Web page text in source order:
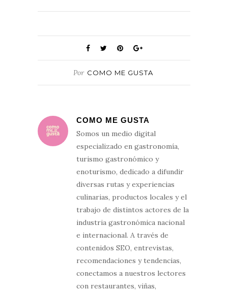
Por COMO ME GUSTA
COMO ME GUSTA
Somos un medio digital
especializado en gastronomía,
turismo gastronómico y
enoturismo, dedicado a difundir
diversas rutas y experiencias
culinarias, productos locales y el
trabajo de distintos actores de la
industria gastronómica nacional
e internacional. A través de
contenidos SEO, entrevistas,
recomendaciones y tendencias,
conectamos a nuestros lectores
con restaurantes, viñas,